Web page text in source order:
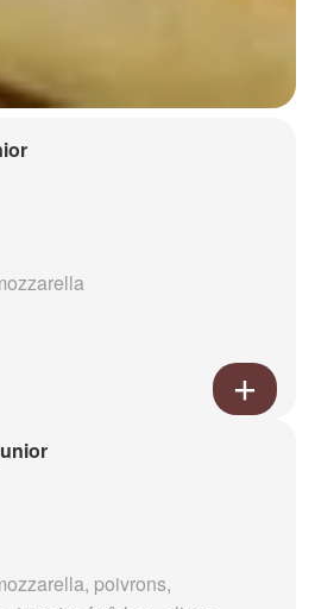
poivrons,